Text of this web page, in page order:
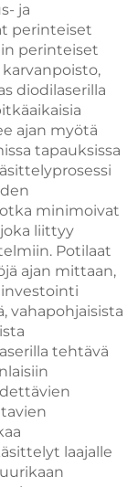
ja
perinteiset
perinteiset
diodilaserilla
ajan myötä
tapauksissa
minimoivat
liittyy
Potilaat
ajan mittaan,
vahapohjaisista
tehtävä
laajalle